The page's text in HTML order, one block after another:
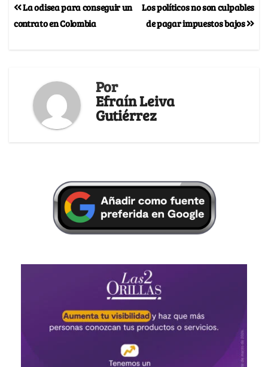
Los políticos no son culpables
de pagar impuestos bajos
La odisea para conseguir un
contrato en Colombia
Por
Efraín Leiva
Gutiérrez